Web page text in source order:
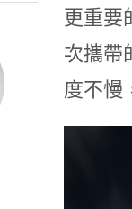
更重要
次攜帶
度不慢